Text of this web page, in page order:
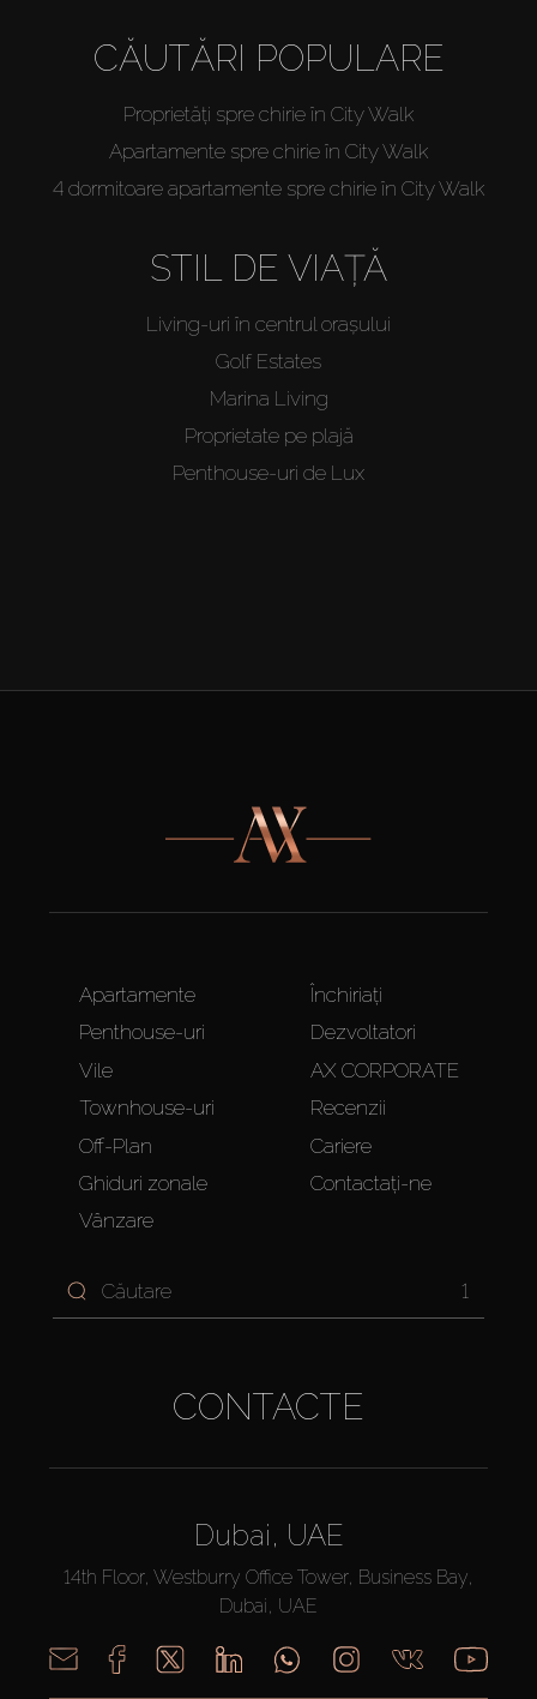
CĂUTĂRI POPULARE
Proprietăți spre chirie în City Walk
Apartamente spre chirie în City Walk
4 dormitoare apartamente spre chirie în City Walk
STIL DE VIAȚĂ
Living-uri în centrul orașului
Golf Estates
Marina Living
Proprietate pe plajă
Penthouse-uri de Lux
Apartamente
Penthouse-uri
Vile
Townhouse-uri
Off-Plan
Ghiduri zonale
Vânzare
Închiriați
Dezvoltatori
AX CORPORATE
Recenzii
Cariere
Contactați-ne
1
CONTACTE
Dubai, UAE
14th Floor, Westburry Office Tower, Business Bay,
Dubai, UAE